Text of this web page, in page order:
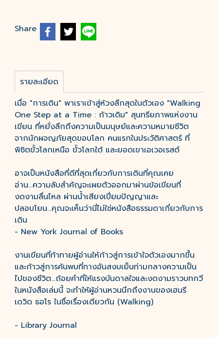
Share
รายละเอียด
เมื่อ "การเดิน" พาเราเข้าสู่ห้วงลึกสุดในตัวเอง "Walking
One Step at a Time : ก้าวเดิม" สุนทรียภาพแห่งงาน
เขียน ที่หยั่งลึกถึงความเป็นมนุษย์และความหมายชีวิต
จากนักผจญภัยสุดขอบโลก คนแรกในประวัติศาสตร์ ที่
พิชิตขั้วโลกเหนือ ขั้วโลกใต้ และยอดเขาเอเวอเรสต์
อาจเป็นหนังสือที่ดีที่สุดเกี่ยวกับการเดินที่คุณเคย
อ่าน...ความลับสำคัญจะเผยตัวออกมาผ่านข้อเขียนที่
งดงามลื่นไหล ผ่านน้ำเสียงเปี่ยมปัญญาและ
ปลอบโยน...คุณจะเห็นว่านี่ไม่ใช่หนังสือธรรมดาเกี่ยวกับการ
เดิน
- New York Journal of Books
งานเขียนที่ท้าทายผู้อ่านให้ก้าวสู่การเข้าใจตัวเองมากขึ้น
และก้าวสู่การค้นพบที่ทางอันสงบเย็นท่ามกลางความเป็น
ไปของชีวิต...ถ้อยคำที่ให้แรงบันดาลใจและงดงามราวบทกวี
ในหนังสือเล่มนี้ จะทำให้ผู้อ่านหวนนึกถึงงานของเฮนรี
เดวิด ธอโร ในชื่อเรื่องเดียวกัน (Walking)
- Library Journal